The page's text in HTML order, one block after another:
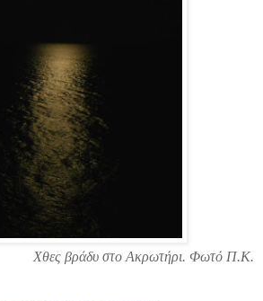
Χθες βράδυ στο Ακρωτήρι. Φωτό Π.Κ.